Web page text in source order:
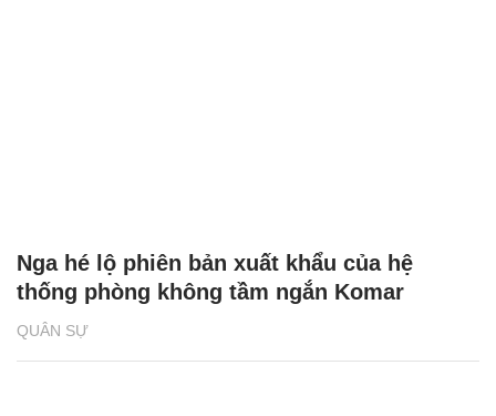
QUÂN SỰ
Nga hé lộ phiên bản xuất khẩu của hệ
thống phòng không tầm ngắn Komar